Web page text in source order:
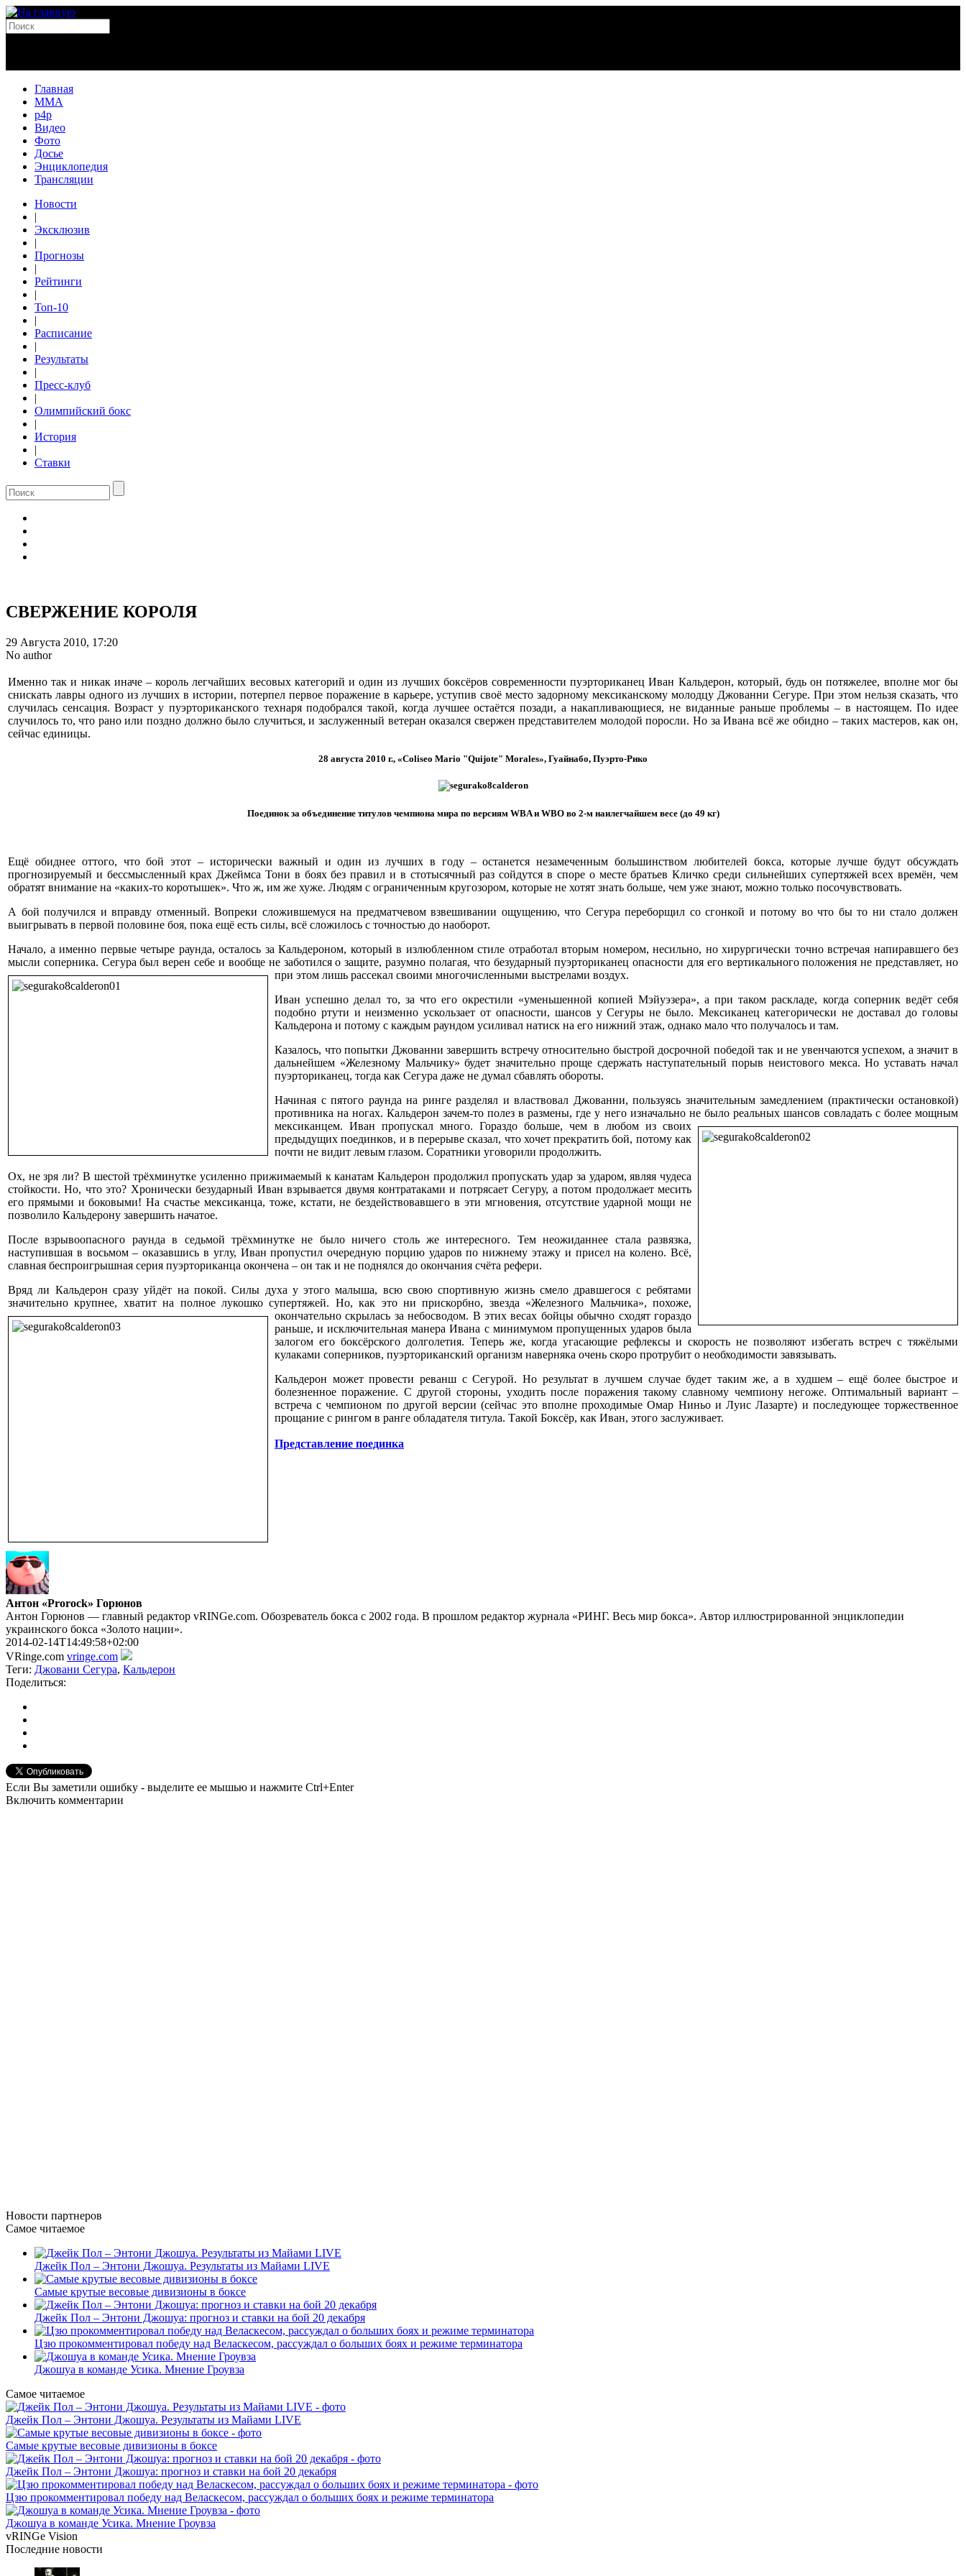
Главная
MMA
p4p
Видео
Фото
Досье
Энциклопедия
Трансляции
Новости
|
Эксклюзив
|
Прогнозы
|
Рейтинги
|
Топ-10
|
Расписание
|
Результаты
|
Пресс-клуб
|
Олимпийский бокс
|
История
|
Ставки
СВЕРЖЕНИЕ КОРОЛЯ
29 Августа 2010, 17:20
No author
Именно так и никак иначе – король легчайших весовых категорий и один из лучших боксёров современности пуэрториканец Иван Кальдерон, который, будь он потяжелее, вполне мог бы
снискать лавры одного из лучших в истории, потерпел первое поражение в карьере, уступив своё место задорному мексиканскому молодцу Джованни Сегуре. При этом нельзя сказать, что
случилась сенсация. Возраст у пуэрториканского технаря подобрался такой, когда лучшее остаётся позади, а накапливающиеся, не виданные раньше проблемы – в настоящем. По идее
случилось то, что рано или поздно должно было случиться, и заслуженный ветеран оказался свержен представителем молодой поросли. Но за Ивана всё же обидно – таких мастеров, как он,
сейчас единицы.
28 августа 2010 г., «Coliseo Mario "Quijote" Morales», Гуайнабо, Пуэрто-Рико
Поединок за объединение титулов чемпиона мира по версиям WBA и WBO во 2-м наилегчайшем весе (до 49 кг)
Ещё обиднее оттого, что бой этот – исторически важный и один из лучших в году – останется незамеченным большинством любителей бокса, которые лучше будут обсуждать
прогнозируемый и бессмысленный крах Джеймса Тони в боях без правил и в стотысячный раз сойдутся в споре о месте братьев Кличко среди сильнейших супертяжей всех времён, чем
обратят внимание на «каких-то коротышек». Что ж, им же хуже. Людям с ограниченным кругозором, которые не хотят знать больше, чем уже знают, можно только посочувствовать.
А бой получился и вправду отменный. Вопреки сложившемуся на предматчевом взвешивании ощущению, что Сегура переборщил со сгонкой и потому во что бы то ни стало должен
выигрывать в первой половине боя, пока ещё есть силы, всё сложилось с точностью до наоборот.
Начало, а именно первые четыре раунда, осталось за Кальдероном, который в излюбленном стиле отработал вторым номером, несильно, но хирургически точно встречая напиравшего без
мысли соперника. Сегура был верен себе и вообще не заботился о защите, разумно полагая, что безударный пуэрториканец опасности для его вертикального положения не представляет, но
при этом лишь рассекал своими многочисленными выстрелами воздух.
Иван успешно делал то, за что его окрестили «уменьшенной копией Мэйуэзера», а при таком раскладе, когда соперник ведёт себя
подобно ртути и неизменно ускользает от опасности, шансов у Сегуры не было. Мексиканец категорически не доставал до головы
Кальдерона и потому с каждым раундом усиливал натиск на его нижний этаж, однако мало что получалось и там.
Казалось, что попытки Джованни завершить встречу относительно быстрой досрочной победой так и не увенчаются успехом, а значит в
дальнейшем «Железному Мальчику» будет значительно проще сдержать наступательный порыв неистового мекса. Но уставать начал
пуэрториканец, тогда как Сегура даже не думал сбавлять обороты.
Начиная с пятого раунда на ринге разделял и властвовал Джованни, пользуясь значительным замедлением (практически остановкой)
противника на ногах. Кальдерон зачем-то полез в размены, где у него изначально не было реальных шансов совладать с более мощным
мексиканцем. Иван пропускал много. Гораздо больше, чем в любом из своих
предыдущих поединков, и в перерыве сказал, что хочет прекратить бой, потому как
почти не видит левым глазом. Соратники уговорили продолжить.
Ох, не зря ли? В шестой трёхминутке усиленно прижимаемый к канатам Кальдерон продолжил пропускать удар за ударом, являя чудеса
стойкости. Но, что это? Хронически безударный Иван взрывается двумя контратаками и потрясает Сегуру, а потом продолжает месить
его прямыми и боковыми! На счастье мексиканца, тоже, кстати, не бездействовавшего в эти мгновения, отсутствие ударной мощи не
позволило Кальдерону завершить начатое.
После взрывоопасного раунда в седьмой трёхминутке не было ничего столь же интересного. Тем неожиданнее стала развязка,
наступившая в восьмом – оказавшись в углу, Иван пропустил очередную порцию ударов по нижнему этажу и присел на колено. Всё,
славная беспроигрышная серия пуэрториканца окончена – он так и не поднялся до окончания счёта рефери.
Вряд ли Кальдерон сразу уйдёт на покой. Силы духа у этого малыша, всю свою спортивную жизнь смело дравшегося с ребятами
значительно крупнее, хватит на полное лукошко супертяжей. Но, как это ни прискорбно, звезда «Железного Мальчика», похоже,
окончательно скрылась за небосводом. В этих весах бойцы обычно сходят гораздо
раньше, и исключительная манера Ивана с минимумом пропущенных ударов была
залогом его боксёрского долголетия. Теперь же, когда угасающие рефлексы и скорость не позволяют избегать встреч с тяжёлыми
кулаками соперников, пуэрториканский организм наверняка очень скоро протрубит о необходимости завязывать.
Кальдерон может провести реванш с Сегурой. Но результат в лучшем случае будет таким же, а в худшем – ещё более быстрое и
болезненное поражение. С другой стороны, уходить после поражения такому славному чемпиону негоже. Оптимальный вариант –
встреча с чемпионом по другой версии (сейчас это вполне проходимые Омар Ниньо и Луис Лазарте) и последующее торжественное
прощание с рингом в ранге обладателя титула. Такой Боксёр, как Иван, этого заслуживает.
Представление поединка
Антон «Prorock» Горюнов
Антон Горюнов — главный редактор vRINGe.com. Обозреватель бокса с 2002 года. В прошлом редактор журнала «РИНГ. Весь мир бокса». Автор иллюстрированной энциклопедии
украинского бокса «Золото нации».
2014-02-14T14:49:58+02:00
VRinge.com vringe.com
Теги: Джовани Сегура, Кальдерон
Поделиться:
Если Вы заметили ошибку - выделите ее мышью и нажмите Ctrl+Enter
Включить комментарии
Новости партнеров
Самое читаемое
Джейк Пол – Энтони Джошуа. Результаты из Майами LIVE
Самые крутые весовые дивизионы в боксе
Джейк Пол – Энтони Джошуа: прогноз и ставки на бой 20 декабря
Цзю прокомментировал победу над Веласкесом, рассуждал о больших боях и режиме терминатора
Джошуа в команде Усика. Мнение Гроувза
Самое читаемое
Джейк Пол – Энтони Джошуа. Результаты из Майами LIVE
Самые крутые весовые дивизионы в боксе
Джейк Пол – Энтони Джошуа: прогноз и ставки на бой 20 декабря
Цзю прокомментировал победу над Веласкесом, рассуждал о больших боях и режиме терминатора
Джошуа в команде Усика. Мнение Гроувза
vRINGe Vision
Последние новости